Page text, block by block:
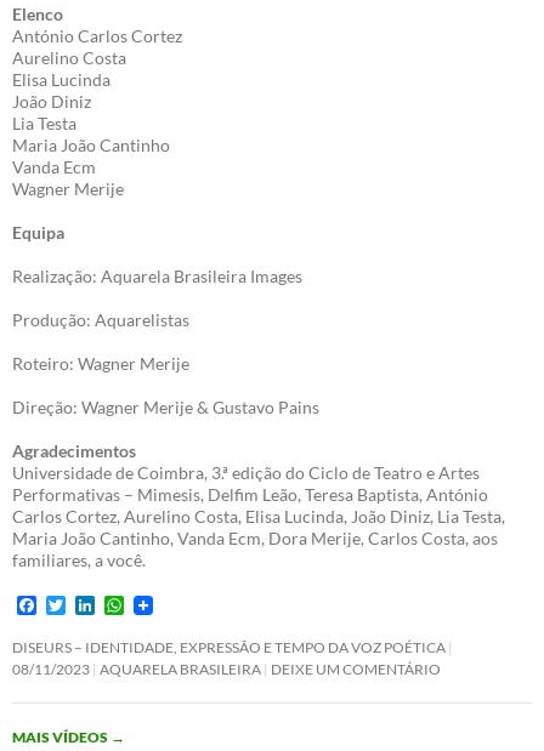
Elenco
António Carlos Cortez
Aurelino Costa
Elisa Lucinda
João Diniz
Lia Testa
Maria João Cantinho
Vanda Ecm
Wagner Merije
Equipa
Realização: Aquarela Brasileira Images
Produção: Aquarelistas
Roteiro: Wagner Merije
Direção: Wagner Merije & Gustavo Pains
Agradecimentos
Universidade de Coimbra, 3.ª edição do Ciclo de Teatro e Artes
Performativas – Mimesis, Delfim Leão, Teresa Baptista, António
Carlos Cortez, Aurelino Costa, Elisa Lucinda, João Diniz, Lia Testa,
Maria João Cantinho, Vanda Ecm, Dora Merije, Carlos Costa, aos
familiares, a você.
F
c
e
b
o
k
T
i
t
t
e
n
k
e
d
n
W
a
t
s
A
DISEURS – IDENTIDADE, EXPRESSÃO E TEMPO DA VOZ POÉTICA
08/11/2023 AQUARELA BRASILEIRA DEIXE UM COMENTÁRIO
MAIS VÍDEOS →